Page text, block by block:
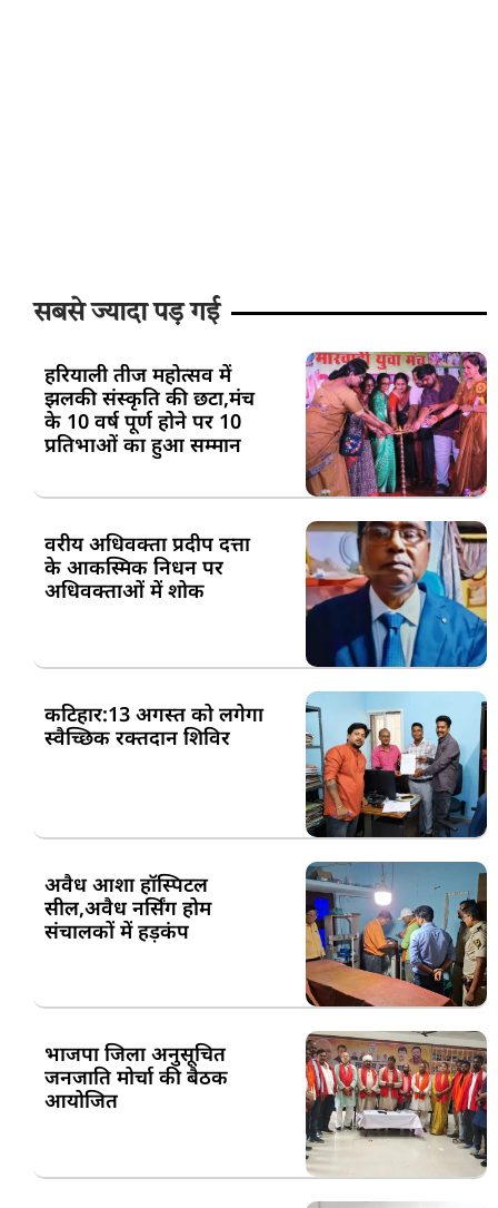
सबसे ज्यादा पड़ गई
हरियाली तीज महोत्सव में
झलकी संस्कृति की छटा,मंच
के 10 वर्ष पूर्ण होने पर 10
प्रतिभाओं का हुआ सम्मान
वरीय अधिवक्ता प्रदीप दत्ता
के आकस्मिक निधन पर
अधिवक्ताओं में शोक
कटिहार:13 अगस्त को लगेगा
स्वैच्छिक रक्तदान शिविर
अवैध आशा हॉस्पिटल
सील,अवैध नर्सिंग होम
संचालकों में हड़कंप
भाजपा जिला अनुसूचित
जनजाति मोर्चा की बैठक
आयोजित